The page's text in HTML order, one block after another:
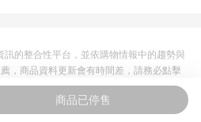
商品已停售
訊的整合性平台，並依購物情報中的趨勢與
，商品資料更新會有時間差，請務必點擊
與購物條件，一切資訊以合作廠商網頁為